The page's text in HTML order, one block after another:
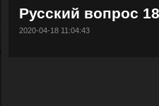
Русский вопрос
2020-04-18 11:04:43